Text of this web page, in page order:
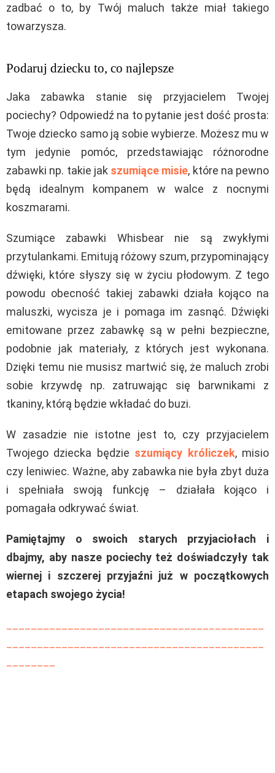
zadbać o to, by Twój maluch także miał takiego
towarzysza.
Podaruj dziecku to, co najlepsze
Jaka zabawka stanie się przyjacielem Twojej
pociechy? Odpowiedź na to pytanie jest dość prosta:
Twoje dziecko samo ją sobie wybierze. Możesz mu w
tym jedynie pomóc, przedstawiając różnorodne
zabawki np. takie jak szumiące misie, które na pewno
będą idealnym kompanem w walce z nocnymi
koszmarami.
Szumiące zabawki Whisbear nie są zwykłymi
przytulankami. Emitują różowy szum, przypominający
dźwięki, które słyszy się w życiu płodowym. Z tego
powodu obecność takiej zabawki działa kojąco na
maluszki, wycisza je i pomaga im zasnąć. Dźwięki
emitowane przez zabawkę są w pełni bezpieczne,
podobnie jak materiały, z których jest wykonana.
Dzięki temu nie musisz martwić się, że maluch zrobi
sobie krzywdę np. zatruwając się barwnikami z
tkaniny, którą będzie wkładać do buzi.
W zasadzie nie istotne jest to, czy przyjacielem
Twojego dziecka będzie szumiący króliczek, misio
czy leniwiec. Ważne, aby zabawka nie była zbyt duża
i spełniała swoją funkcję – działała kojąco i
pomagała odkrywać świat.
Pamiętajmy o swoich starych przyjaciołach i
dbajmy, aby nasze pociechy też doświadczyły tak
wiernej i szczerej przyjaźni już w początkowych
etapach swojego życia!